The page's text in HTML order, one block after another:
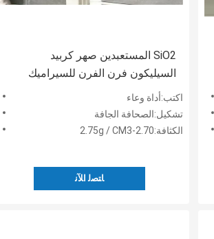
SiO2 المستعبدين صهر كربيد
السيليكون فرن الفرن للسيراميك
الأثاث الفرن
اكتب:أداة وعاء
تشكيل:الصحافة الجافة
الكثافة:2.70-2.75g / CM3
ﺎﺘﺼﻟ ﺍﻶﻧ